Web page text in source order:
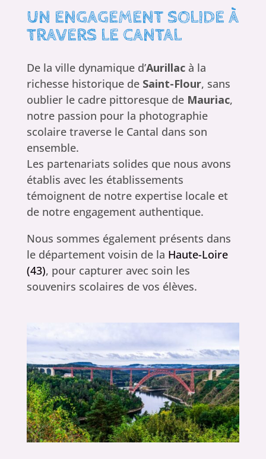
UN ENGAGEMENT SOLIDE À
TRAVERS LE CANTAL
De la ville dynamique d’Aurillacà la
richesse historique de Saint-Flour, sans
oublier le cadre pittoresque de Mauriac,
notre passion pour la photographie
scolaire traverse le Cantal dans son
ensemble.
Les partenariats solides que nous avons
établis avec les établissements
témoignent de notre expertise locale et
de notre engagement authentique.
Nous sommes également présents dans
le département voisin de la Haute-Loire
(43), pour capturer avec soin les
souvenirs scolaires de vos élèves.